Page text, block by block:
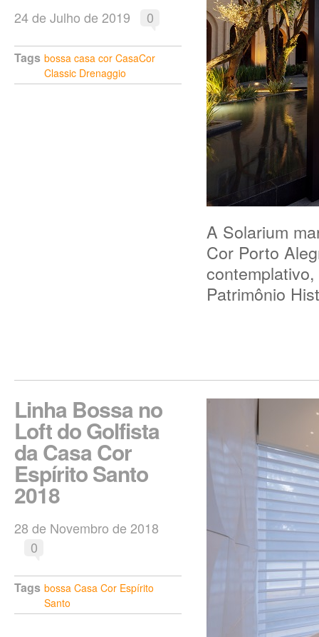
24 de Julho de 2019 0
Tags bossa casa cor CasaCor
Classic Drenaggio
A Solarium
Cor Porto
Patrimônio
Linha Bossa no
Loft do Golfista
da Casa Cor
Espírito Santo
2018
28 de Novembro de 2018
0
Tags bossa Casa Cor Espírito
Santo